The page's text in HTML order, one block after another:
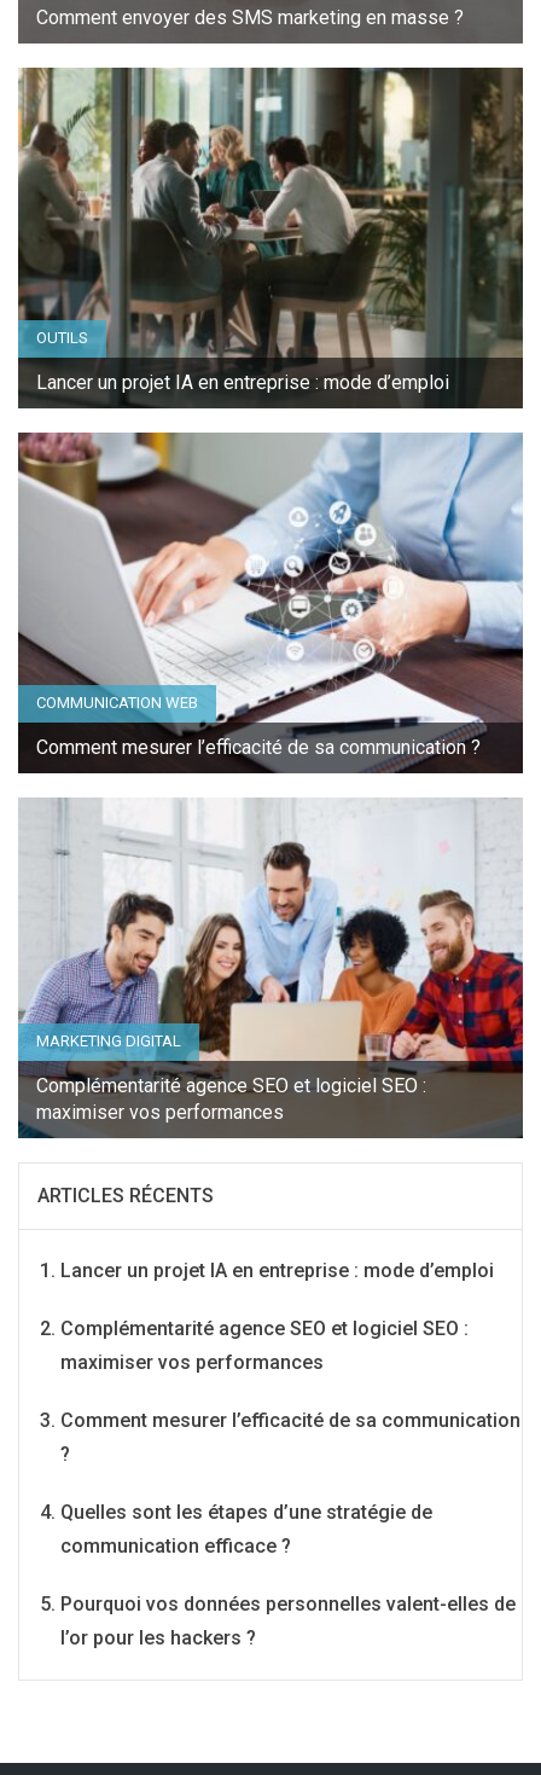
Comment envoyer des SMS marketing en masse ?
OUTILS
Lancer un projet IA en entreprise : mode d’emploi
COMMUNICATION WEB
Comment mesurer l’efficacité de sa communication ?
MARKETING DIGITAL
Complémentarité agence SEO et logiciel SEO :
maximiser vos performances
ARTICLES RÉCENTS
Lancer un projet IA en entreprise : mode d’emploi
Complémentarité agence SEO et logiciel SEO :
maximiser vos performances
Comment mesurer l’efficacité de sa communication
?
Quelles sont les étapes d’une stratégie de
communication efficace ?
Pourquoi vos données personnelles valent-elles de
l’or pour les hackers ?